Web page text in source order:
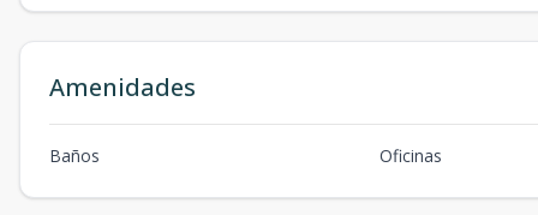
Amenidades
Baños Oficinas